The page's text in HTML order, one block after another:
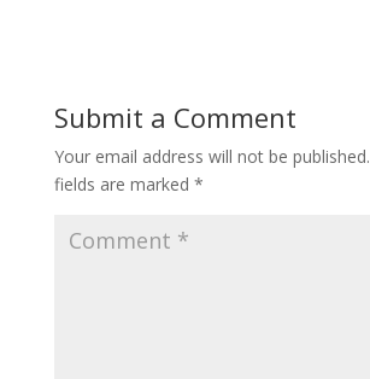
Submit a Comment
Your email address will not be published.
fields are marked *